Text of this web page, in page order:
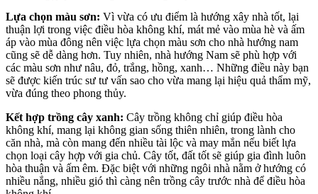
Lựa chọn màu sơn: Vì vừa có ưu điểm là hướng xây nhà tốt, lại
thuận lợi trong việc điều hòa không khí, mát mẻ vào mùa hè và ấm
áp vào mùa đông nên việc lựa chọn màu sơn cho nhà hướng nam
cũng sẽ dễ dàng hơn. Tuy nhiên, nhà hướng Nam sẽ phù hợp với
các màu sơn như nâu, đỏ, trắng, hồng, xanh… Những điều này bạn
sẽ được kiến trúc sư tư vấn sao cho vừa mang lại hiệu quả thẩm mỹ,
vừa đúng theo phong thủy.
Kết hợp trồng cây xanh: Cây trồng không chỉ giúp điều hòa
không khí, mang lại không gian sống thiên nhiên, trong lành cho
căn nhà, mà còn mang đến nhiều tài lộc và may mắn nếu biết lựa
chọn loại cây hợp với gia chủ. Cây tốt, đất tốt sẽ giúp gia đình luôn
hòa thuận và ấm êm. Đặc biệt với những ngôi nhà nằm ở hướng có
nhiều nắng, nhiều gió thì càng nên trồng cây trước nhà để điều hòa